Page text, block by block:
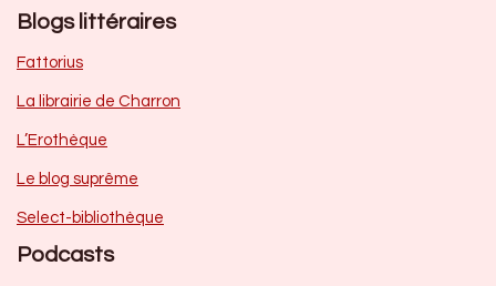
Blogs littéraires
Fattorius
La librairie de Charron
L’Erothèque
Le blog suprême
Select-bibliothèque
Podcasts